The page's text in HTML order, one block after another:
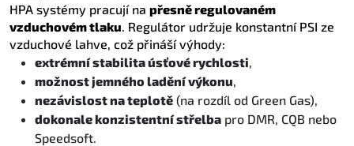
HPA systémy pracují na přesně regulovaném
vzduchovém tlaku . Regulátor udržuje konstantní PSI ze
vzduchové lahve, což přináší výhody:
extrémní stabilita úsťové rychlosti
možnost jemného ladění výkonu
nezávislost na teplotě (na rozdíl od Green Gas),
dokonale konzistentní střelba pro DMR, CQB nebo
Speedsoft.